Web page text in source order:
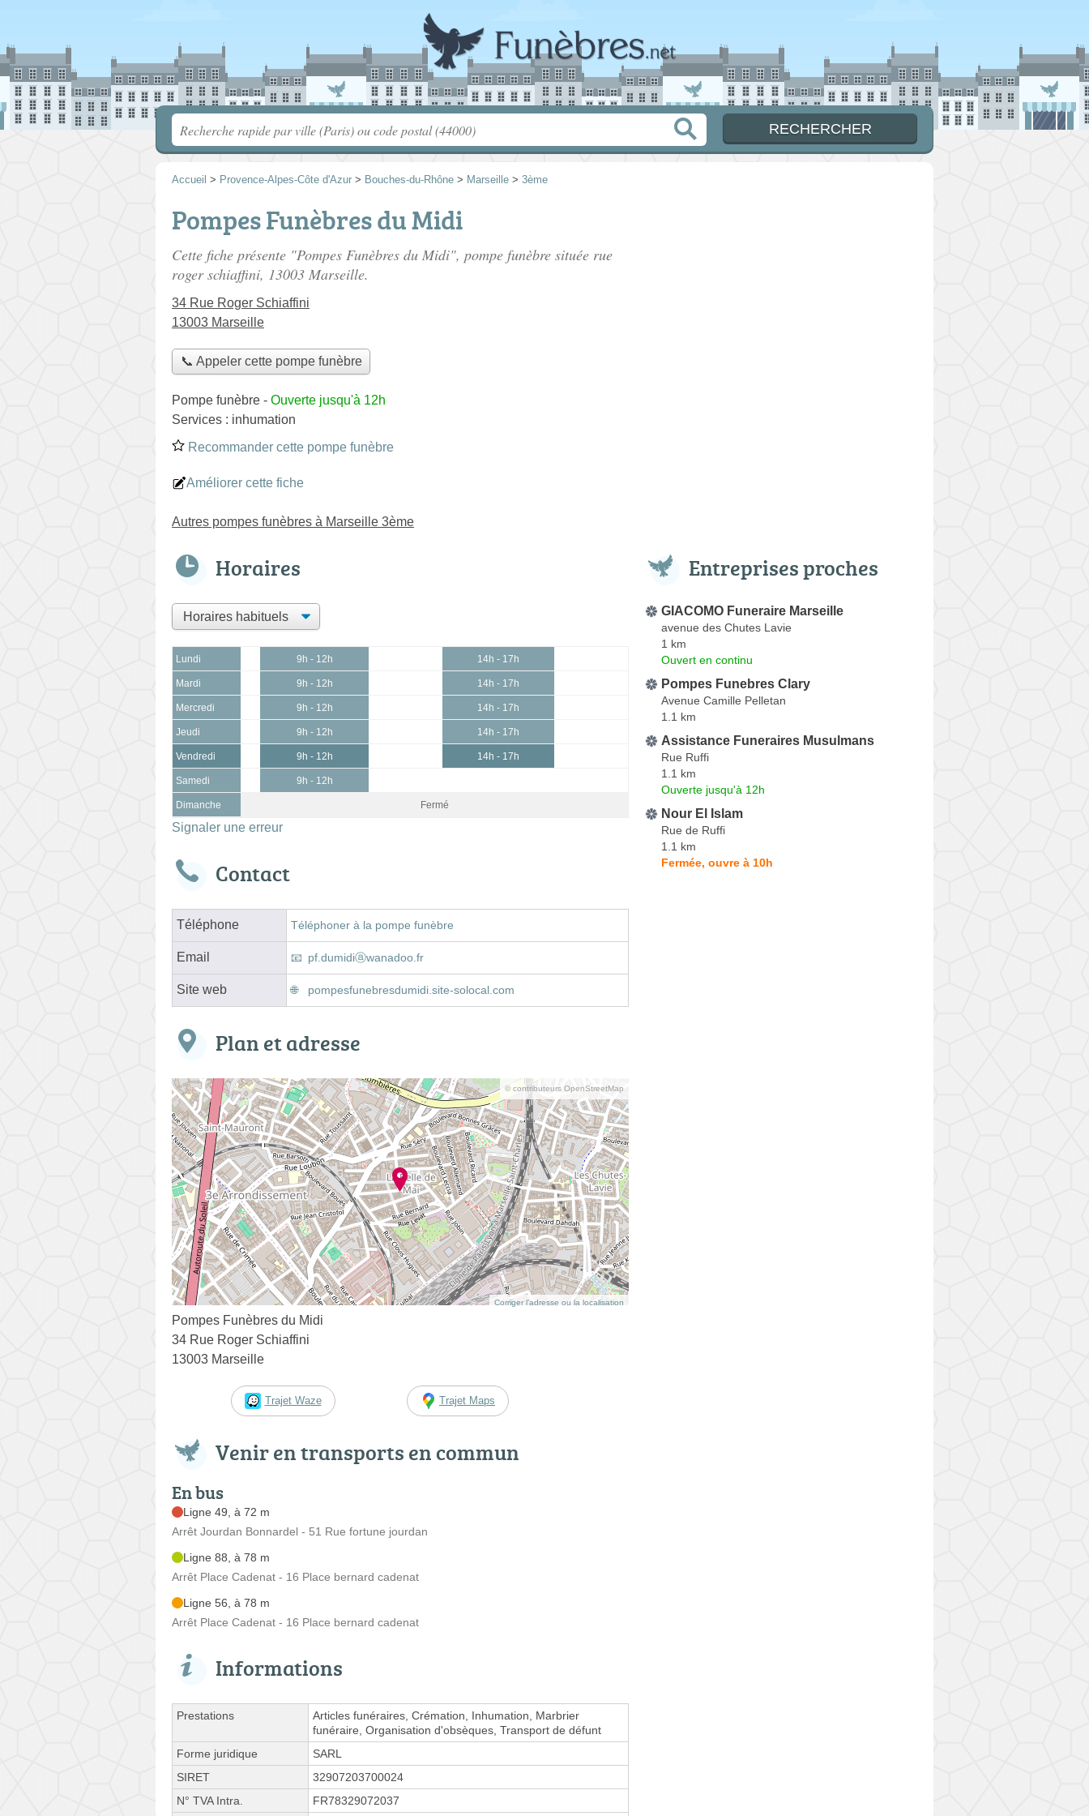
Accueil > Provence-Alpes-Côte d'Azur > Bouches-du-Rhône > Marseille > 3ème
Pompes Funèbres du Midi
Cette fiche présente "Pompes Funèbres du Midi", pompe funèbre située rue
roger schiaffini, 13003 Marseille.
34 Rue Roger Schiaffini
13003 Marseille
📞 Appeler cette pompe funèbre
Pompe funèbre - Ouverte jusqu'à 12h
Services : inhumation
Recommander cette pompe funèbre
Améliorer cette fiche
Autres pompes funèbres à Marseille 3ème
Horaires
Lundi 9h - 12h 14h - 17h
Mardi 9h - 12h 14h - 17h
Mercredi 9h - 12h 14h - 17h
Jeudi 9h - 12h 14h - 17h
Vendredi 9h - 12h 14h - 17h
Samedi 9h - 12h
Dimanche Fermé
Signaler une erreur
Contact
Téléphone Téléphoner à la pompe funèbre
Email pf.dumidiⓐwanadoo.fr
Site web pompesfunebresdumidi.site-solocal.com
Plan et adresse
© contributeurs OpenStreetMap
Corriger l’adresse ou la localisation
Pompes Funèbres du Midi
34 Rue Roger Schiaffini
13003 Marseille
Trajet Waze Trajet Maps
Venir en transports en commun
En bus
Ligne 49, à 72 m
Arrêt Jourdan Bonnardel - 51 Rue fortune jourdan
Ligne 88, à 78 m
Arrêt Place Cadenat - 16 Place bernard cadenat
Ligne 56, à 78 m
Arrêt Place Cadenat - 16 Place bernard cadenat
Informations
Prestations
Articles funéraires, Crémation, Inhumation, Marbrier
funéraire, Organisation d'obsèques, Transport de défunt
Forme juridique
SARL
SIRET
32907203700024
N° TVA Intra.
FR78329072037
Entreprises proches
GIACOMO Funeraire Marseille
avenue des Chutes Lavie
1 km
Ouvert en continu
Pompes Funebres Clary
Avenue Camille Pelletan
1.1 km
Assistance Funeraires Musulmans
Rue Ruffi
1.1 km
Ouverte jusqu'à 12h
Nour El Islam
Rue de Ruffi
1.1 km
Fermée, ouvre à 10h